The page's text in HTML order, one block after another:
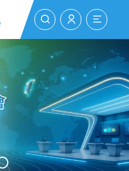
搜尋 登入/註冊
選單